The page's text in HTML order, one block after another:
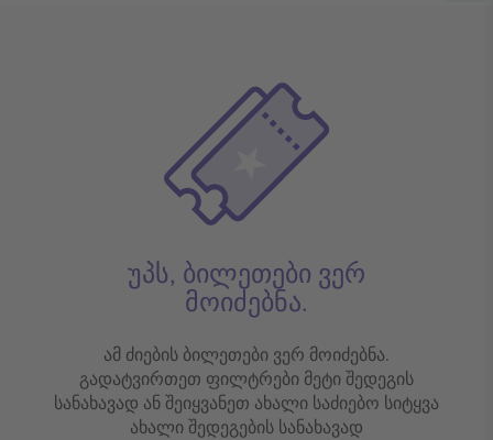
უპს, ბილეთები ვერ
მოიძებნა.
ამ ძიების ბილეთები ვერ მოიძებნა.
გადატვირთეთ ფილტრები მეტი შედეგის
სანახავად ან შეიყვანეთ ახალი საძიებო სიტყვა
ახალი შედეგების სანახავად